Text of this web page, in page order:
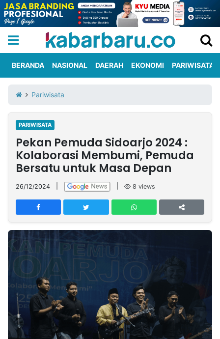
Iklan
Berita
Kami
Nasional
International
Olahraga
Entertainment
Daerah
Pariwisata
Kuliner
Kolom
Network
PT
TREETAN
INDONESIA
Partner
Insight
NTB
Suara
Time
Lens
IDN
Daily
Jogja
Jalan
Rakyat
Idealita
News
Kita
Notice
Dinamikapost.com
Radar
Baru
Seedbacklink
Follow
Kabarbaru
BERANDA NASIONAL DAERAH EKONOMI PARIWISATA
Pariwisata
PARIWISATA
Pekan Pemuda Sidoarjo 2024 :
Kolaborasi Membumi, Pemuda
Bersatu untuk Masa Depan
26/12/2024 8 views